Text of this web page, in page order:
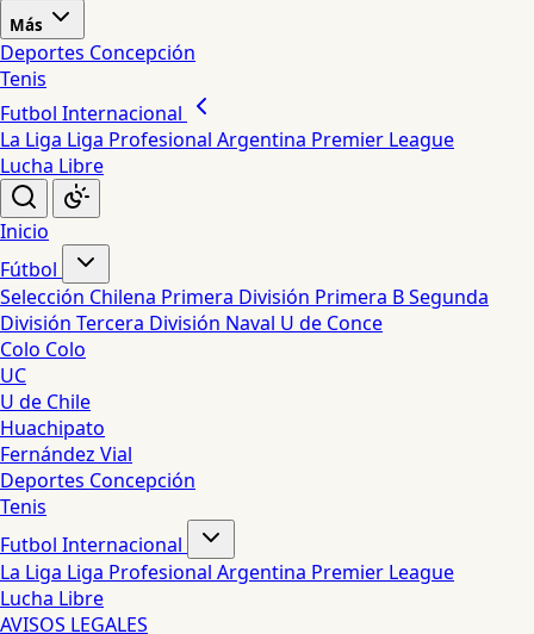
Más
Deportes Concepción
Tenis
Futbol Internacional
La Liga Liga Profesional Argentina Premier League
Lucha Libre
Inicio
Fútbol
Selección Chilena Primera División Primera BSegunda
División Tercera División Naval U de Conce
Colo Colo
UC
U de Chile
Huachipato
Fernández Vial
Deportes Concepción
Tenis
Futbol Internacional
La Liga Liga Profesional Argentina Premier League
Lucha Libre
AVISOS LEGALES